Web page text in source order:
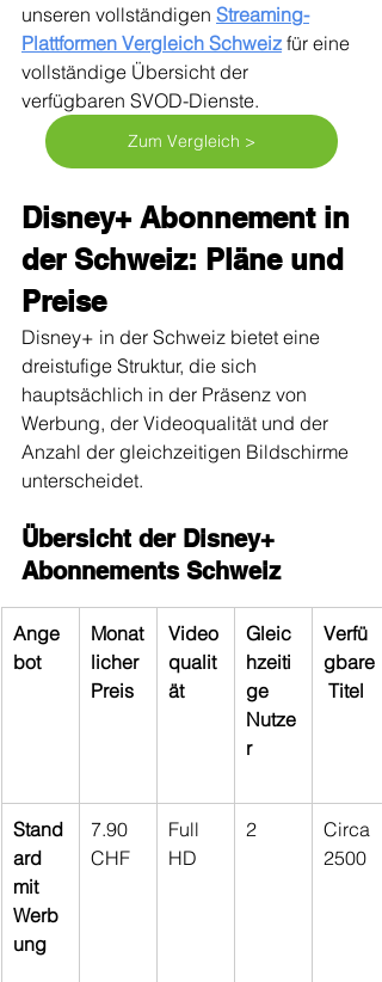
unseren vollständigen Streaming-
Plattformen Vergleich Schweiz für eine
vollständige Übersicht der
verfügbaren SVOD-Dienste.
Zum Vergleich >
Disney+ Abonnement in
der Schweiz: Pläne und
Preise
Disney+ in der Schweiz bietet eine
dreistufige Struktur, die sich
hauptsächlich in der Präsenz von
Werbung, der Videoqualität und der
Anzahl der gleichzeitigen Bildschirme
unterscheidet.
Übersicht der Disney+
Abonnements Schweiz
Ange
bot
Monat
licher
Preis
Video
qualit
ät
Gleic
hzeiti
ge
Nutze
r
Verfü
gbare
Titel
Stand
ard
mit
Werb
ung
7.90
CHF
Full
HD
2
Circa
2500